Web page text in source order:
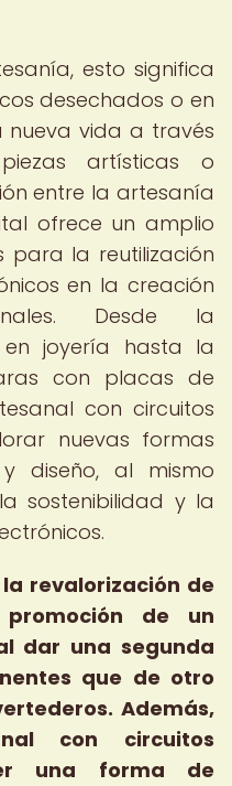
esto significa
desechados o en
vida a través
artísticas o
entre la artesanía
ofrece un amplio
para la reutilización
en la creación
Desde la
en joyería hasta la
con placas de
con circuitos
nuevas formas
diseño, al mismo
sostenibilidad y la
revalorización de
de un
dar una segunda
que de otro
Además,
con circuitos
una forma de